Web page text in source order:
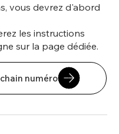
vous devrez d'abord
les instructions
sur la page dédiée.
numéro